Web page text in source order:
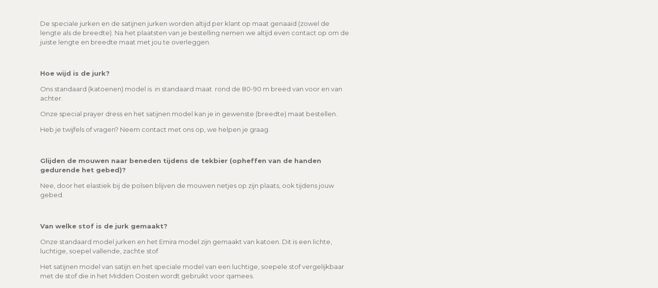
De speciale jurken en de satijnen jurken worden altijd per klant op maat genaaid (zowel de
lengte als de breedte). Na het plaatsten van je bestelling nemen we altijd even contact op om de
juiste lengte en breedte maat met jou te overleggen.
Hoe wijd is de jurk?
Ons standaard (katoenen) model is in standaard maat rond de 80-90 m breed van voor en van
achter.
Onze special prayer dress en het satijnen model kan je in gewenste (breedte) maat bestellen.
Heb je twijfels of vragen? Neem contact met ons op, we helpen je graag.
Glijden de mouwen naar beneden tijdens de tekbier (opheffen van de handen
gedurende het gebed)?
Nee, door het elastiek bij de polsen blijven de mouwen netjes op zijn plaats, ook tijdens jouw
gebed.
Van welke stof is de jurk gemaakt?
Onze standaard model jurken en het Emira model zijn gemaakt van katoen. Dit is een lichte,
luchtige, soepel vallende, zachte stof
Het satijnen model van satijn en het speciale model van een luchtige, soepele stof vergelijkbaar
met de stof die in het Midden Oosten wordt gebruikt voor qamees.